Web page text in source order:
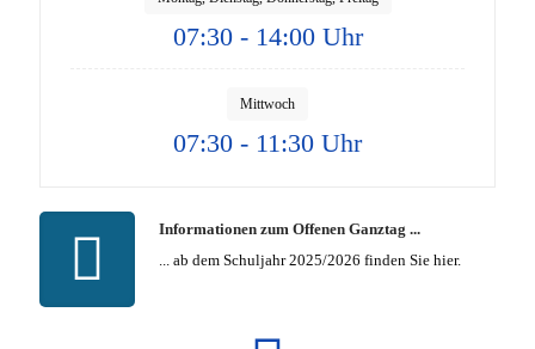
07:30 - 14:00 Uhr
Mittwoch
07:30 - 11:30 Uhr
Informationen zum Offenen Ganztag ...
... ab dem Schuljahr 2025/2026 finden Sie hier.